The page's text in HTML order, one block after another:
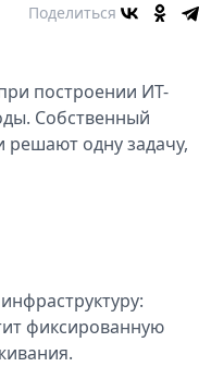
Поделиться
построении ИТ-
Собственный
одну задачу,
фиксированную